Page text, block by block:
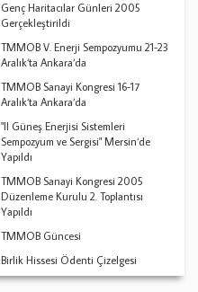
Genç Haritacılar Günleri 2005
Gerçekleştirildi
TMMOB V. Enerji Sempozyumu 21-23
Aralık‘ta Ankara‘da
TMMOB Sanayi Kongresi 16-17
Aralık‘ta Ankara‘da
"II Güneş Enerjisi Sistemleri
Sempozyum ve Sergisi" Mersin‘de
Yapıldı
TMMOB Sanayi Kongresi 2005
Düzenleme Kurulu 2. Toplantısı
Yapıldı
TMMOB Güncesi
Birlik Hissesi Ödenti Çizelgesi